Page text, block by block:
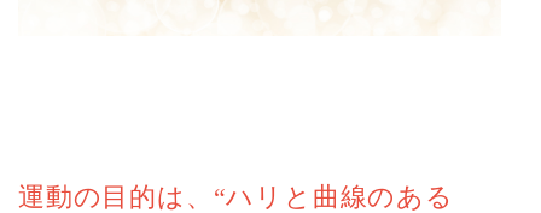
運動の目的は、“ハリと曲線のある